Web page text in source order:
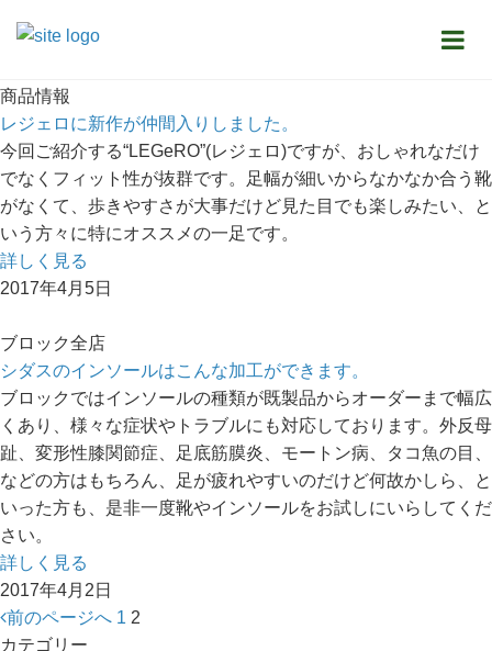
Ｏ脚
商品情報
レジェロに新作が仲間入りしました。
今回ご紹介する“LEGeRO”(レジェロ)ですが、おしゃれなだけ
でなくフィット性が抜群です。足幅が細いからなかなか合う靴
がなくて、歩きやすさが大事だけど見た目でも楽しみたい、と
いう方々に特にオススメの一足です。
詳しく見る
2017年4月5日
ブロック全店
シダスのインソールはこんな加工ができます。
ブロックではインソールの種類が既製品からオーダーまで幅広
くあり、様々な症状やトラブルにも対応しております。外反母
趾、変形性膝関節症、足底筋膜炎、モートン病、タコ魚の目、
などの方はもちろん、足が疲れやすいのだけど何故かしら、と
いった方も、是非一度靴やインソールをお試しにいらしてくだ
さい。
詳しく見る
2017年4月2日
前のページへ 1 2
カテゴリー